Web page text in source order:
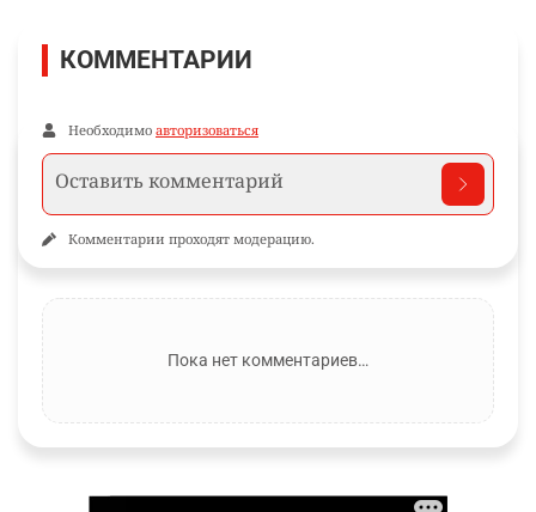
КОММЕНТАРИИ
Необходимо авторизоваться
Комментарии проходят модерацию.
Пока нет комментариев…